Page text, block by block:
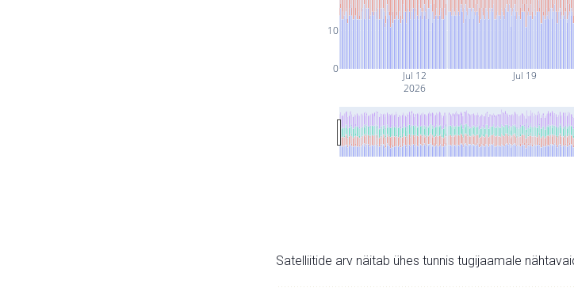
Jul 12
2026
Jul 19
0
10
Satelliitide arv näitab ühes tunnis tugijaamale